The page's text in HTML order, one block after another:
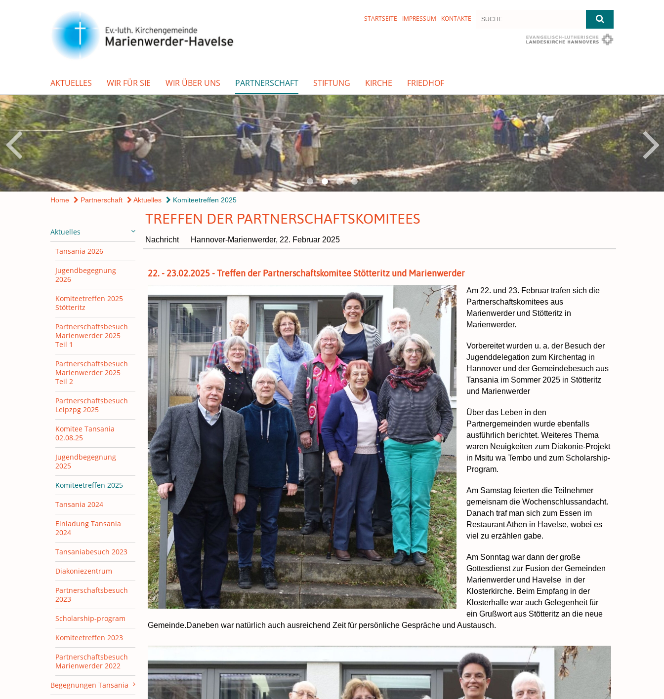
STARTSEITE IMPRESSUM KONTAKTE
AKTUELLES WIR FÜR SIE WIR ÜBER UNS PARTNERSCHAFT STIFTUNG KIRCHE FRIEDHOF
Home Partnerschaft Aktuelles Komiteetreffen 2025
Aktuelles
Tansania 2026
Jugendbegegnung
2026
Komiteetreffen 2025
Stötteritz
Partnerschaftsbesuch
Marienwerder 2025
Teil 1
Partnerschaftsbesuch
Marienwerder 2025
Teil 2
Partnerschaftsbesuch
Leipzpg 2025
Komitee Tansania
02.08.25
Jugendbegegnung
2025
Komiteetreffen 2025
Tansania 2024
Einladung Tansania
2024
Tansaniabesuch 2023
Diakoniezentrum
Partnerschaftsbesuch
2023
Scholarship-program
Komiteetreffen 2023
Partnerschaftsbesuch
Marienwerder 2022
Begegnungen Tansania
TREFFEN DER PARTNERSCHAFTSKOMITEES
Nachricht Hannover-Marienwerder, 22. Februar 2025
22. - 23.02.2025 - Treffen der Partnerschaftskomitee Stötteritz und Marienwerder
Am 22. und 23. Februar trafen sich die
Partnerschaftskomitees aus
Marienwerder und Stötteritz in
Marienwerder.
Vorbereitet wurden u. a. der Besuch der
Jugenddelegation zum Kirchentag in
Hannover und der Gemeindebesuch aus
Tansania im Sommer 2025 in Stötteritz
und Marienwerder
Über das Leben in den
Partnergemeinden wurde ebenfalls
ausführlich berichtet. Weiteres Thema
waren Neuigkeiten zum Diakonie-Projekt
in Msitu wa Tembo und zum Scholarship-
Program.
Am Samstag feierten die Teilnehmer
gemeisnam die Wochenschlussandacht.
Danach traf man sich zum Essen im
Restaurant Athen in Havelse, wobei es
viel zu erzählen gabe.
Am Sonntag war dann der große
Gottesdienst zur Fusion der Gemeinden
Marienwerder und Havelse in der
Klosterkirche. Beim Empfang in der
Klosterhalle war auch Gelegenheit für
ein Grußwort aus Stötteritz an die neue
Gemeinde.Daneben war natürlich auch ausreichend Zeit für persönliche Gespräche und Austausch.